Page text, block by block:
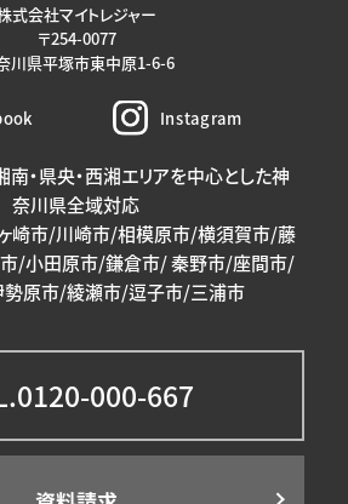
式会社マイトレジャー
〒254-0077
川県平塚市東中原1-6-6
Instagram
南・県央・西湘エリアを中心とした神
奈川県全域対応
崎市/川崎市/相模原市/横須賀市/藤
/小田原市/鎌倉市/ 秦野市/座間市/
原市/綾瀬市/逗子市/三浦市
000-667